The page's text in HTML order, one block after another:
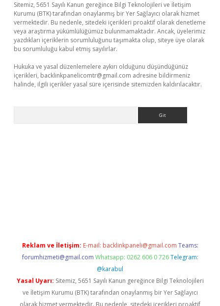
Sitemiz, 5651 Sayılı Kanun gereğince Bilgi Teknolojileri ve İletişim
Kurumu (BTK) tarafından onaylanmış bir Yer Sağlayıcı olarak hizmet
vermektedir. Bu nedenle, sitedeki içerikleri proaktif olarak denetleme
veya araştırma yükümlülüğümüz bulunmamaktadır. Ancak, üyelerimiz
yazdıkları içeriklerin sorumluluğunu taşımakta olup, siteye üye olarak
bu sorumluluğu kabul etmiş sayılırlar.
Hukuka ve yasal düzenlemelere aykırı olduğunu düşündüğünüz
içerikleri, backlinkpanelicomtr@gmail.com adresine bildirmeniz
halinde, ilgili içerikler yasal süre içerisinde sitemizden kaldırılacaktır.
Reklam ve İletişim: E-mail: backlinkpaneli@gmail.com Teams:
forumhizmeti@gmail.com Whatsapp: 0262 606 0 726 Telegram:
@karabul
Yasal Uyarı: Sitemiz, 5651 Sayılı Kanun gereğince Bilgi Teknolojileri
ve İletişim Kurumu (BTK) tarafından onaylanmış bir Yer Sağlayıcı
olarak hizmet vermektedir. Bu nedenle, sitedeki içerikleri proaktif